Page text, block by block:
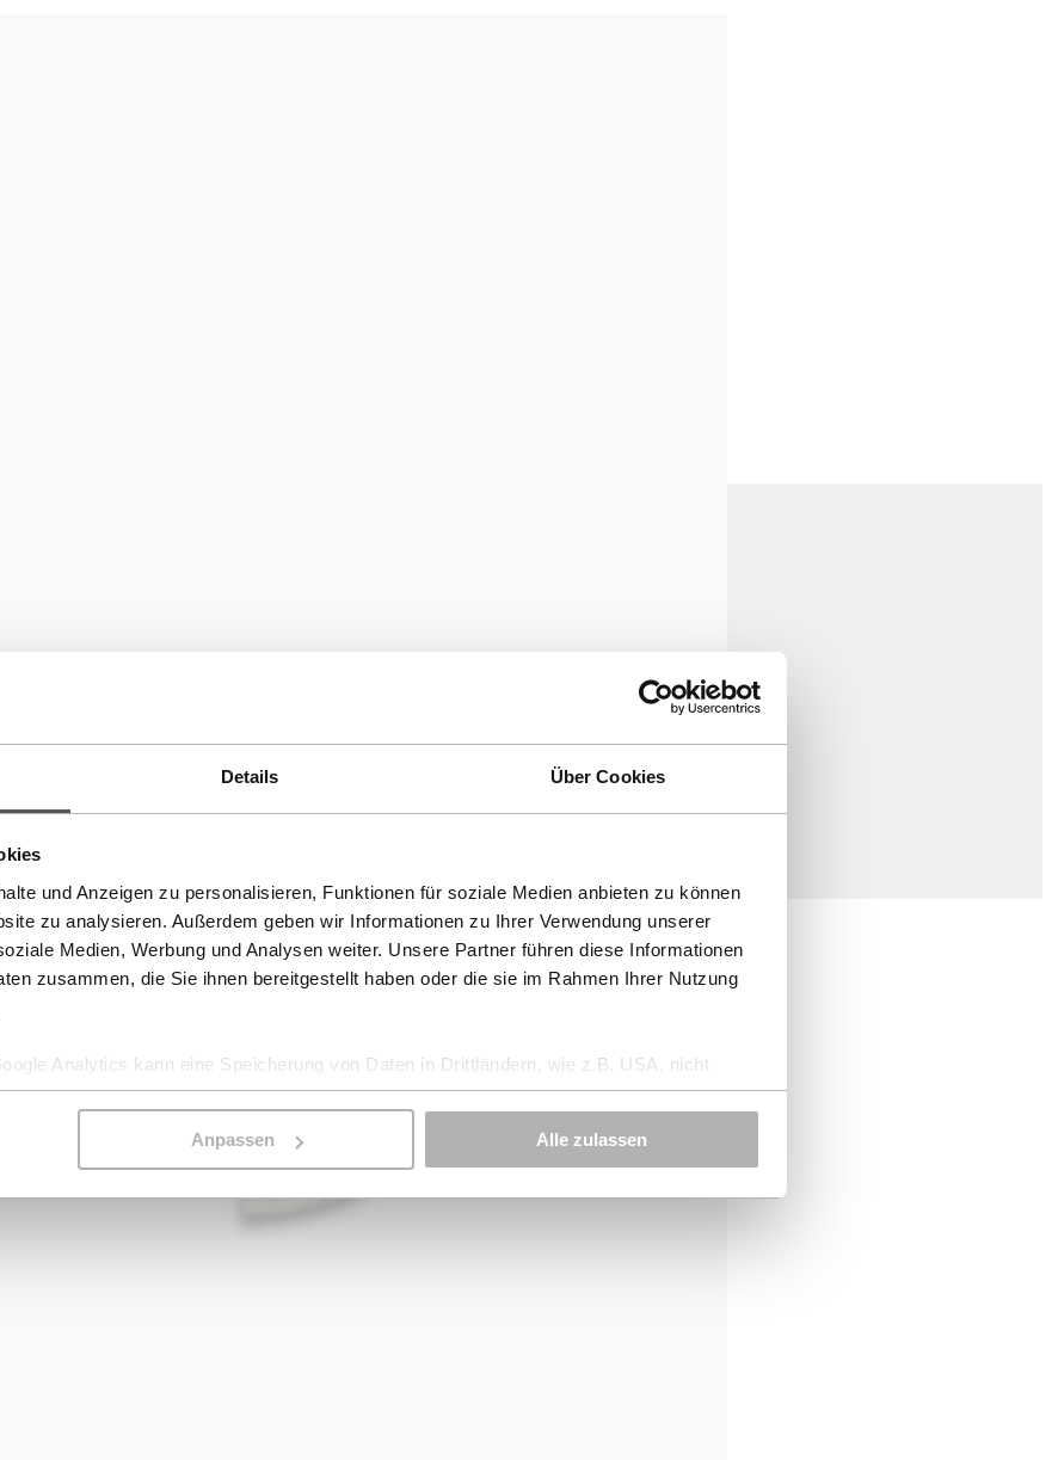
Details Über Cookies
und Anzeigen zu personalisieren, Funktionen für soziale Medien anbieten zu können
zu analysieren. Außerdem geben wir Informationen zu Ihrer Verwendung unserer
Medien, Werbung und Analysen weiter. Unsere Partner führen diese Informationen
zusammen, die Sie ihnen bereitgestellt haben oder die sie im Rahmen Ihrer Nutzung
Analytics kann eine Speicherung von Daten in Drittländern, wie z.B. USA, nicht
Anpassen Alle zulassen